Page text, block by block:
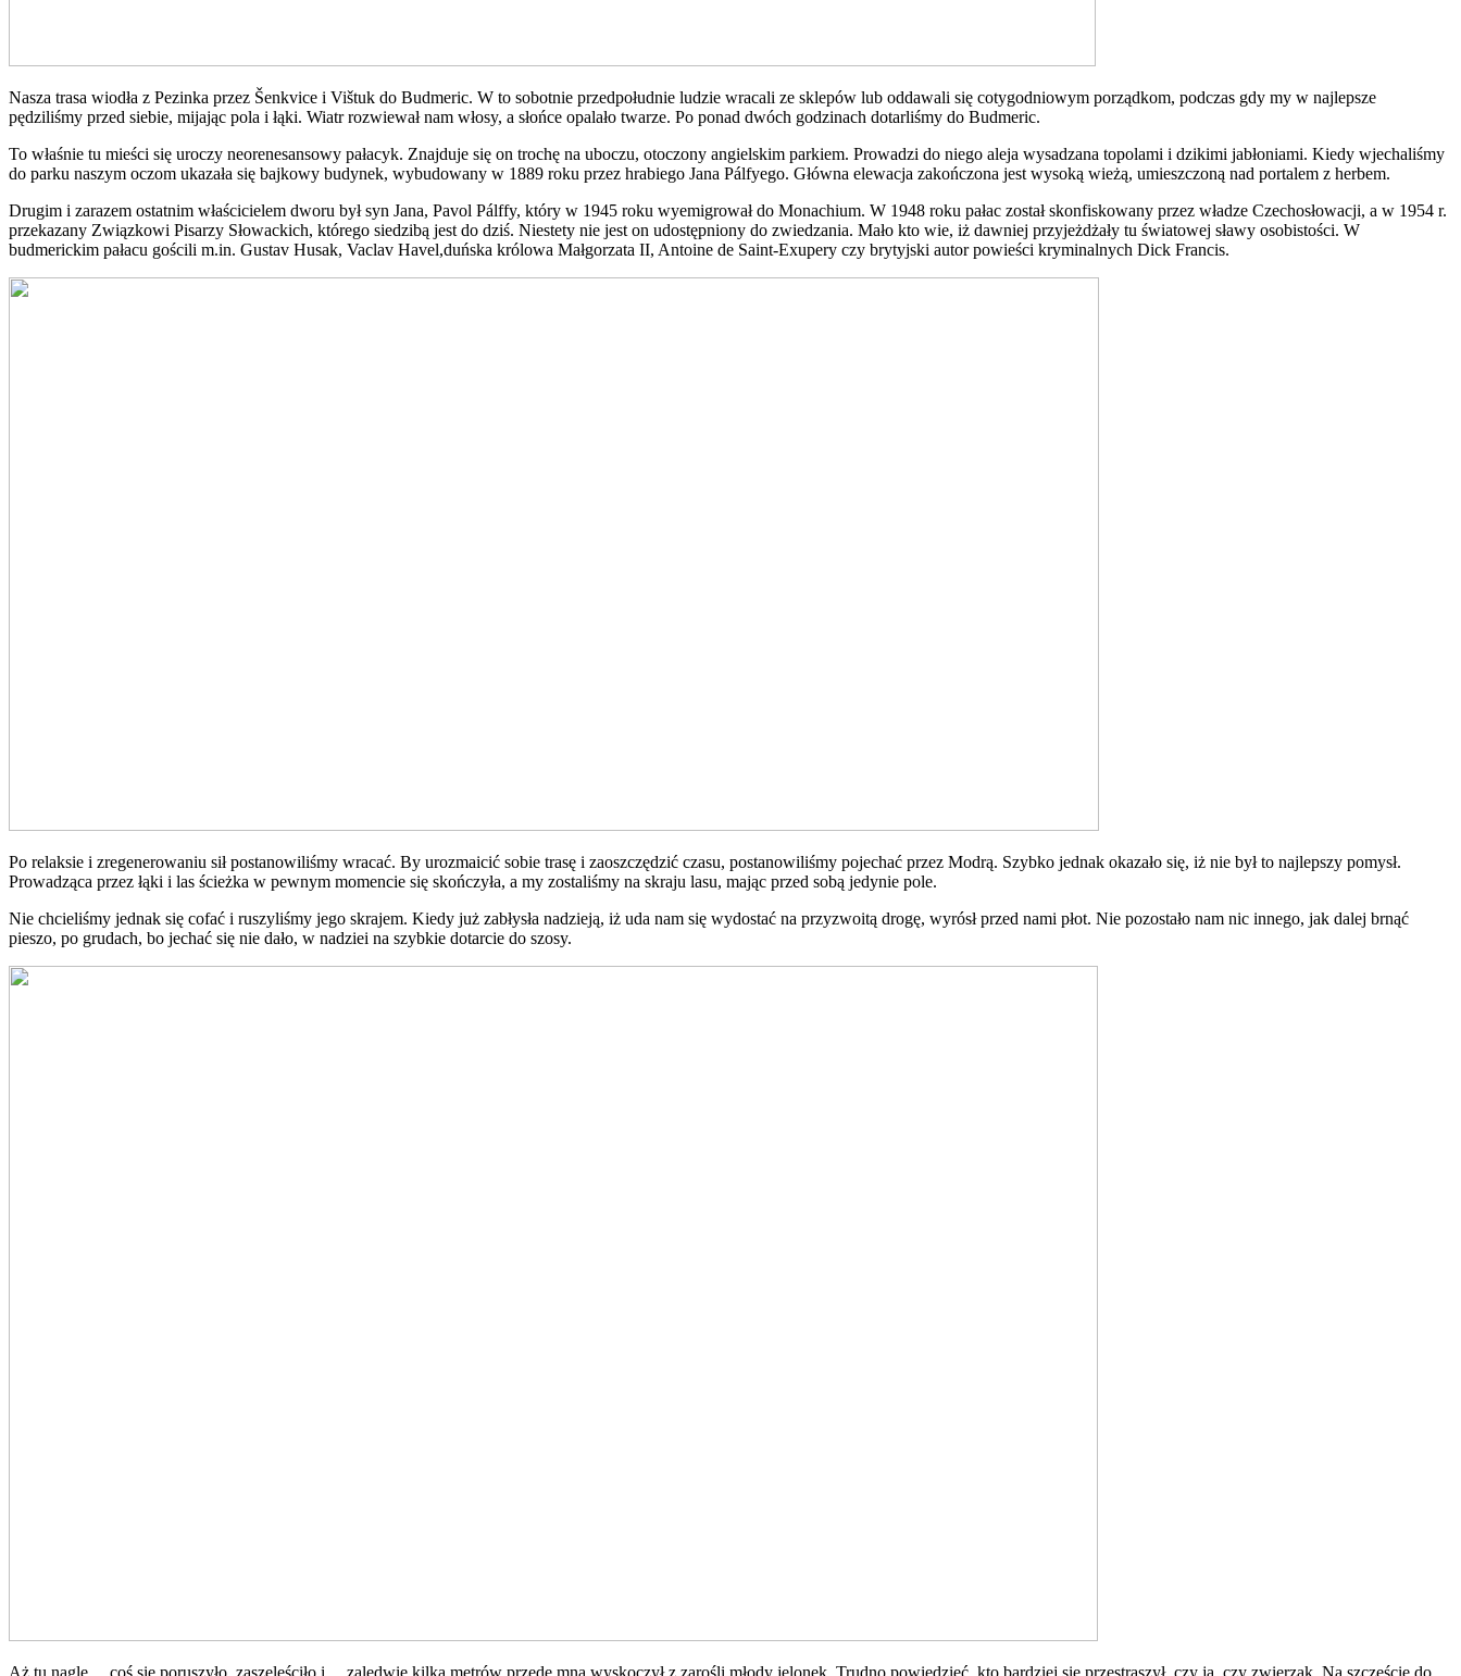
Nasza trasa wiodła z Pezinka przez Šenkvice i Vištuk do Budmeric. W to sobotnie przedpołudnie ludzie wracali ze sklepów lub oddawali się cotygodniowym porządkom, podczas gdy my w najlepsze
pędziliśmy przed siebie, mijając pola i łąki. Wiatr rozwiewał nam włosy, a słońce opalało twarze. Po ponad dwóch godzinach dotarliśmy do Budmeric.
To właśnie tu mieści się uroczy neorenesansowy pałacyk. Znajduje się on trochę na uboczu, otoczony angielskim parkiem. Prowadzi do niego aleja wysadzana topolami i dzikimi jabłoniami. Kiedy wjechaliśmy
do parku naszym oczom ukazała się bajkowy budynek, wybudowany w 1889 roku przez hrabiego Jana Pálfyego. Główna elewacja zakończona jest wysoką wieżą, umieszczoną nad portalem z herbem.
Drugim i zarazem ostatnim właścicielem dworu był syn Jana, Pavol Pálffy, który w 1945 roku wyemigrował do Monachium. W 1948 roku pałac został skonfiskowany przez władze Czechosłowacji, a w 1954 r.
przekazany Związkowi Pisarzy Słowackich, którego siedzibą jest do dziś. Niestety nie jest on udostępniony do zwiedzania. Mało kto wie, iż dawniej przyjeżdżały tu światowej sławy osobistości. W
budmerickim pałacu gościli m.in. Gustav Husak, Vaclav Havel,duńska królowa Małgorzata II, Antoine de Saint-Exupery czy brytyjski autor powieści kryminalnych Dick Francis.
Po relaksie i zregenerowaniu sił postanowiliśmy wracać. By urozmaicić sobie trasę i zaoszczędzić czasu, postanowiliśmy pojechać przez Modrą. Szybko jednak okazało się, iż nie był to najlepszy pomysł.
Prowadząca przez łąki i las ścieżka w pewnym momencie się skończyła, a my zostaliśmy na skraju lasu, mając przed sobą jedynie pole.
Nie chcieliśmy jednak się cofać i ruszyliśmy jego skrajem. Kiedy już zabłysła nadzieją, iż uda nam się wydostać na przyzwoitą drogę, wyrósł przed nami płot. Nie pozostało nam nic innego, jak dalej brnąć
pieszo, po grudach, bo jechać się nie dało, w nadziei na szybkie dotarcie do szosy.
Aż tu nagle… coś się poruszyło, zaszeleściło i… zaledwie kilka metrów przede mną wyskoczył z zarośli młody jelonek. Trudno powiedzieć, kto bardziej się przestraszył, czy ja, czy zwierzak. Na szczęście do